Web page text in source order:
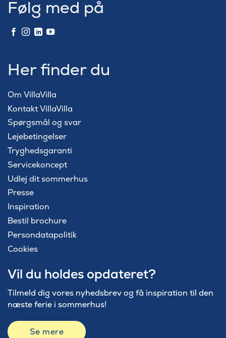
Følg med på
Her finder du
Om VillaVilla
Kontakt VillaVilla
Spørgsmål og svar
Lejebetingelser
Tryghedsgaranti
Servicekoncept
Udlej dit sommerhus
Presse
Inspiration
Bestil brochure
Persondatapolitik
Cookies
Vil du holdes opdateret?
Tilmeld dig vores nyhedsbrev og få inspiration til den
næste ferie i sommerhus!
Se mere